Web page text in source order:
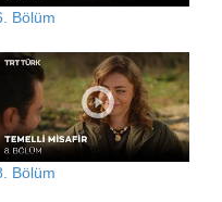
Bölüm
Bölüm